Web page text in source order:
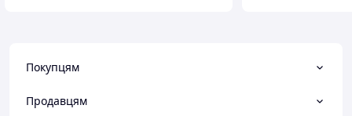
Покупцям
Продавцям